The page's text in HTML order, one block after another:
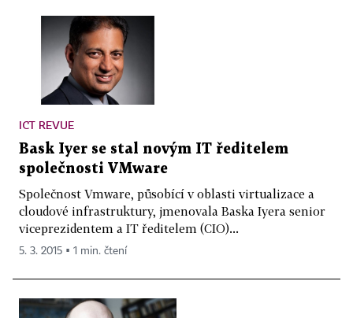
ICT REVUE
Bask Iyer se stal novým IT ředitelem
společnosti VMware
Společnost Vmware, působící v oblasti virtualizace a
cloudové infrastruktury, jmenovala Baska Iyera senior
viceprezidentem a IT ředitelem (CIO)...
5. 3. 2015 ▪ 1 min. čtení